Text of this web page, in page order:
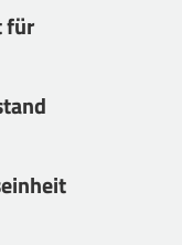
(2)
für